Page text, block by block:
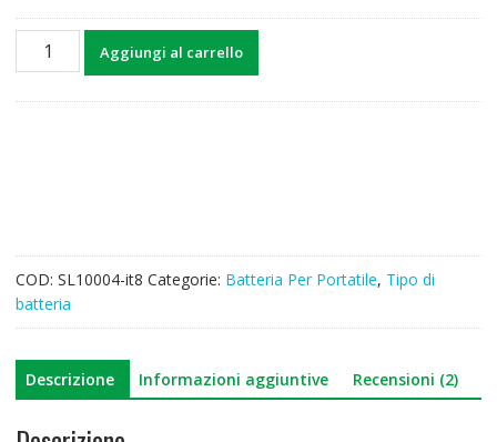
Batteria
Aggiungi al carrello
COD: SL10004-it8 Categorie: Batteria Per Portatile, Tipo di
batteria
Descrizione Informazioni aggiuntive Recensioni (2)